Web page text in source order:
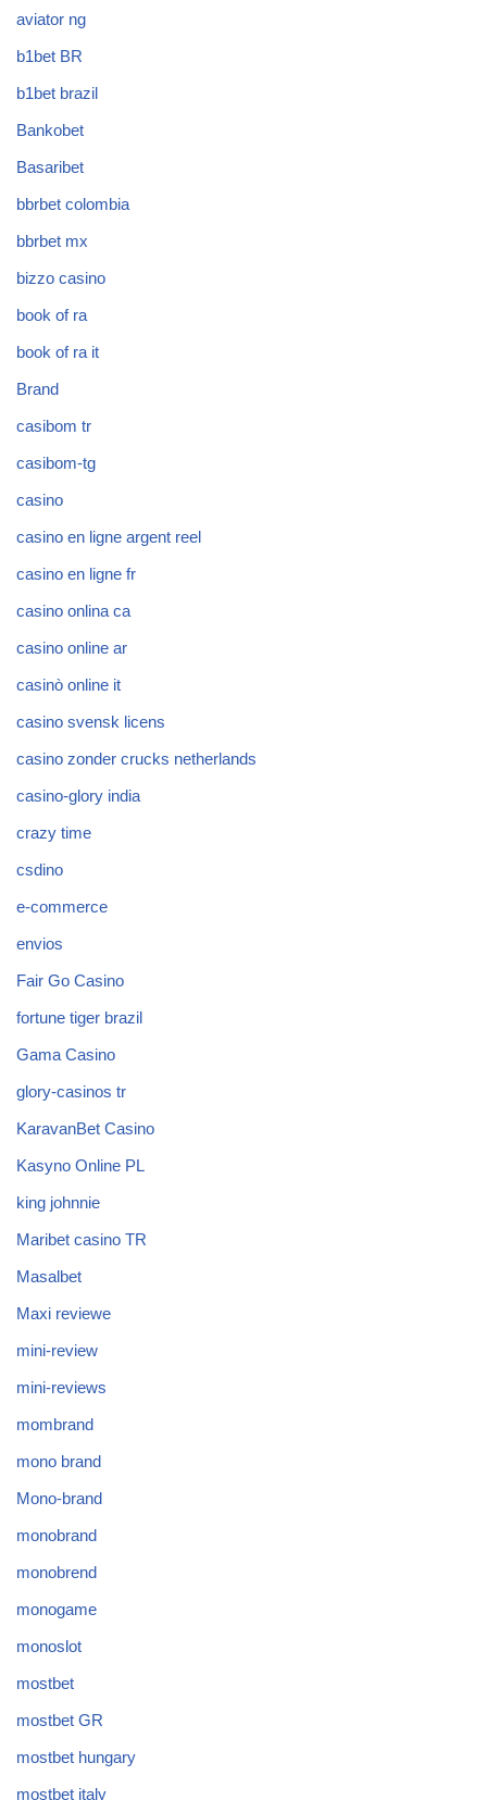
aviator ng
b1bet BR
b1bet brazil
Bankobet
Basaribet
bbrbet colombia
bbrbet mx
bizzo casino
book of ra
book of ra it
Brand
casibom tr
casibom-tg
casino
casino en ligne argent reel
casino en ligne fr
casino onlina ca
casino online ar
casinò online it
casino svensk licens
casino zonder crucks netherlands
casino-glory india
crazy time
csdino
e-commerce
envios
Fair Go Casino
fortune tiger brazil
Gama Casino
glory-casinos tr
KaravanBet Casino
Kasyno Online PL
king johnnie
Maribet casino TR
Masalbet
Maxi reviewe
mini-review
mini-reviews
mombrand
mono brand
Mono-brand
monobrand
monobrend
monogame
monoslot
mostbet
mostbet GR
mostbet hungary
mostbet italy